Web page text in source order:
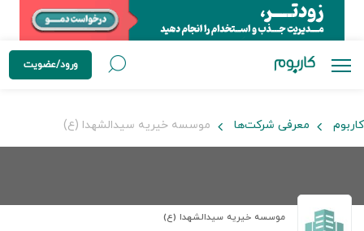
ورود/عضویت
کاربوم معرفی شرکت‌ها موسسه خیریه سیدالشهدا (ع)
موسسه خیریه سیدالشهدا (ع)